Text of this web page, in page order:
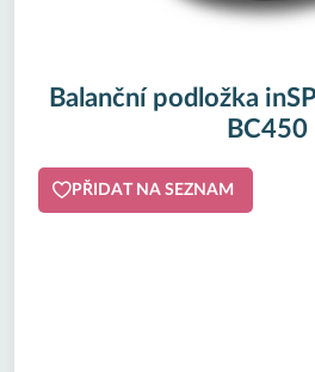
Balanční podložka
BC450
PŘIDAT NA SEZNAM